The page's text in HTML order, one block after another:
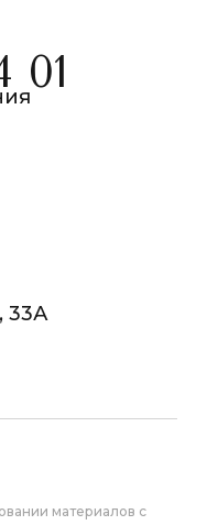
01
33А
материалов с